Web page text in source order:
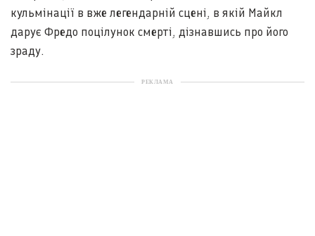
кульмінації в вже легендарній сцені, в якій Майкл
дарує Фредо поцілунок смерті, дізнавшись про його
зраду.
РЕКЛАМА